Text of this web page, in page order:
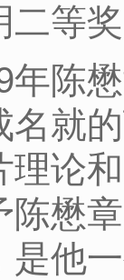
二等
年陈
名就
理论
陈懋
是他